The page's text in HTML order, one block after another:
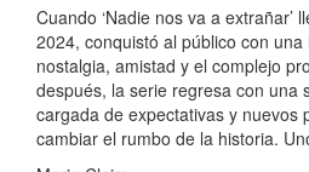
Cuando ‘Nadie nos va a extrañar’
2024, conquistó al público con
nostalgia, amistad y el complejo
después, la serie regresa con una
cargada de expectativas y nuevos
cambiar el rumbo de la historia.